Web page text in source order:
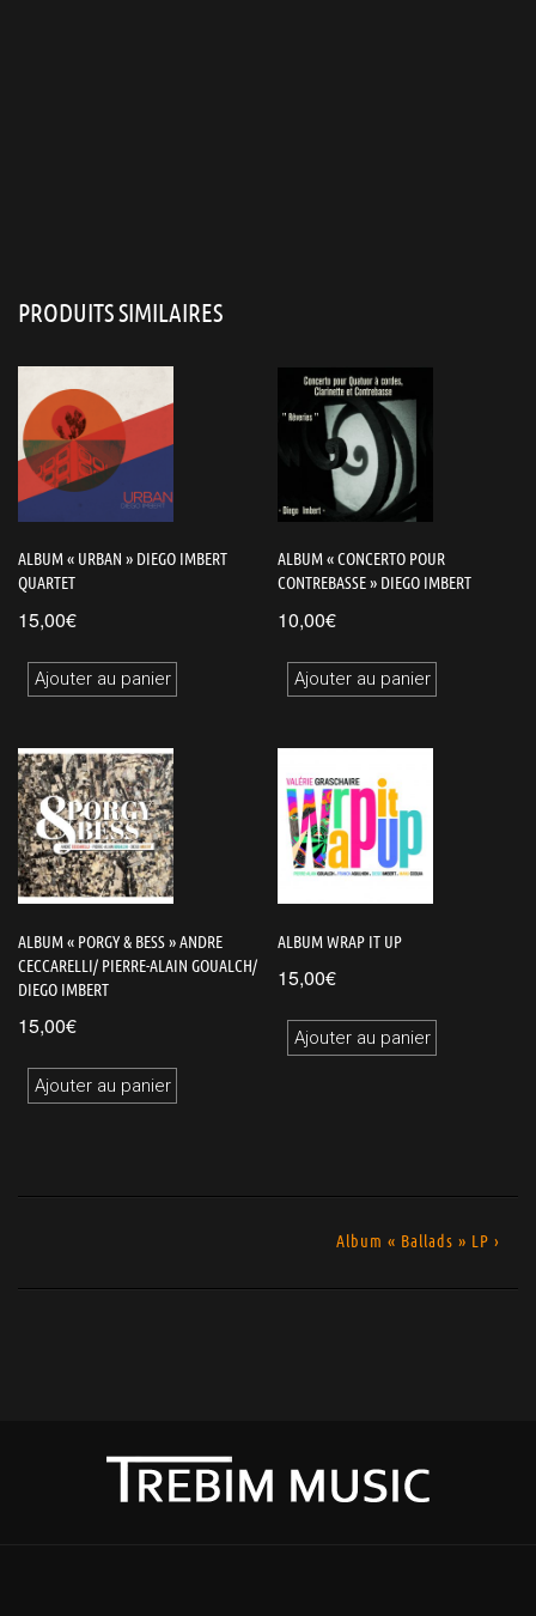
PRODUITS SIMILAIRES
ALBUM « URBAN » DIEGO IMBERT
QUARTET
15,00€
Ajouter au panier
ALBUM « CONCERTO POUR
CONTREBASSE » DIEGO IMBERT
10,00€
Ajouter au panier
ALBUM « PORGY & BESS » ANDRE
CECCARELLI/ PIERRE-ALAIN GOUALCH/
DIEGO IMBERT
15,00€
Ajouter au panier
ALBUM WRAP IT UP
15,00€
Ajouter au panier
Album « Ballads » LP ›